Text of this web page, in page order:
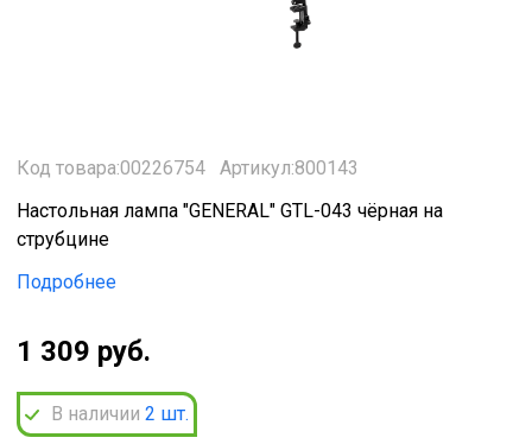
Код товара:00226754
Артикул:800143
Настольная лампа "GENERAL" GTL-043 чёрная на
струбцине
Подробнее
1 309 руб.
В наличии 2 шт.